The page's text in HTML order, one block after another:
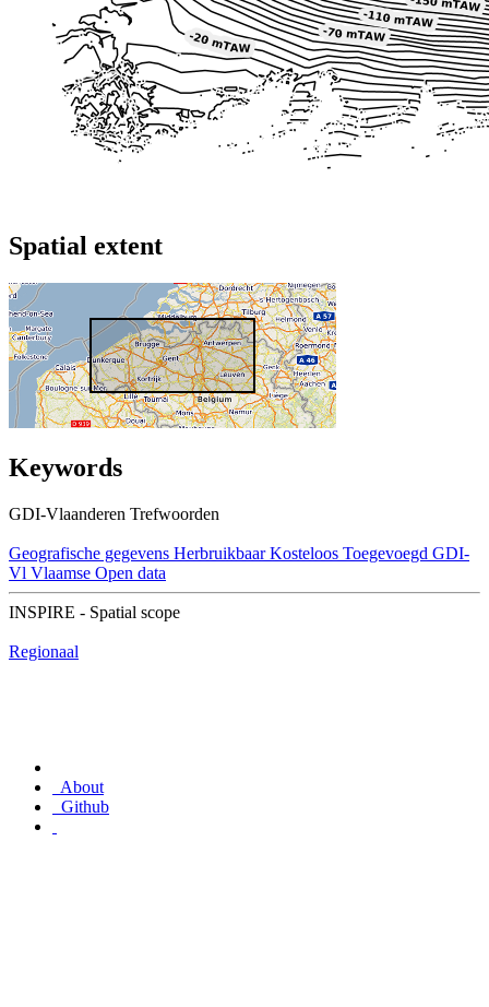
Spatial extent
Keywords
GDI-Vlaanderen Trefwoorden
Geografische gegevens Herbruikbaar Kosteloos Toegevoegd GDI-
Vl Vlaamse Open data
INSPIRE - Spatial scope
Regionaal
About
Github